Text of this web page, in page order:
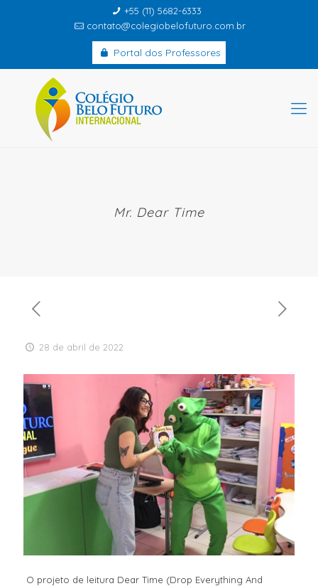
+55 (11) 5682-6333
contato@colegiobelofuturo.com.br
Portal dos Professores
Mr. Dear Time
28 de abril de 2022
O projeto de leitura Dear Time (Drop Everything And